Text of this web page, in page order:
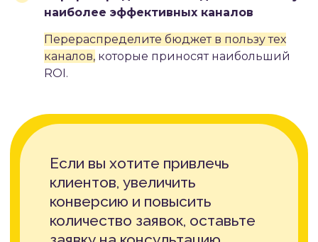
наиболее эффективных каналов
Перераспределите бюджет в пользу тех
каналов, которые приносят наибольший
ROI.